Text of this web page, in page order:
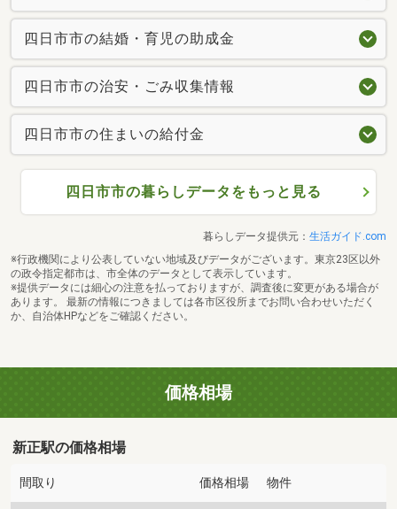
四日市市の結婚・育児の助成金
四日市市の治安・ごみ収集情報
四日市市の住まいの給付金
四日市市の暮らしデータをもっと見る
暮らしデータ提供元： 生活ガイド.com
※行政機関により公表していない地域及びデータがございます。東京23区以外
の政令指定都市は、市全体のデータとして表示しています。
※提供データには細心の注意を払っておりますが、調査後に変更がある場合が
あります。 最新の情報につきましては各市区役所までお問い合わせいただく
か、自治体HPなどをご確認ください。
価格相場
新正駅の価格相場
間取り 価格相場 物件